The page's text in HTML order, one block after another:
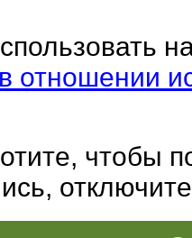
отношении
чтобы